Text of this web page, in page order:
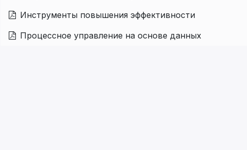
Инструменты повышения эффективности
Процессное управление на основе данных